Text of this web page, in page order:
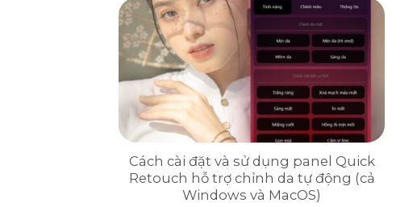
Cách cài đặt và sử dụng panel Quick
Retouch hỗ trợ chỉnh da tự động (cả
Windows và MacOS)